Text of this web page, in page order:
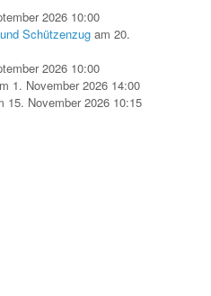
2026 10:00
Schützenzug am 20.
2026 10:00
1. November 2026 14:00
15. November 2026 10:15